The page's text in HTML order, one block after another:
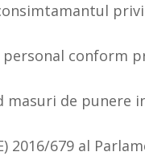
conform
masuri de punere
2016/679 al